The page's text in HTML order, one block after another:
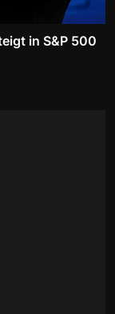
in S&P 500